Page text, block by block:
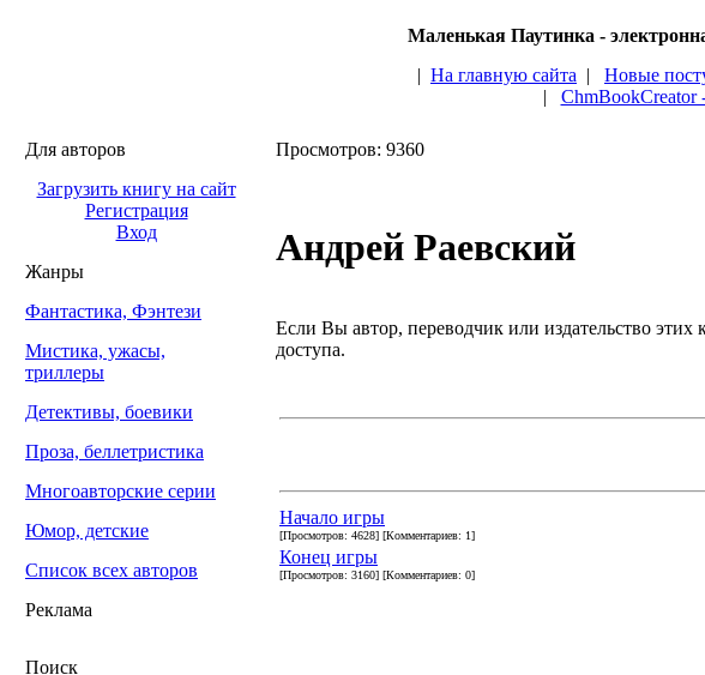
Маленькая Паутинка -
| На главную сайта | Новые
| ChmBookCreator
Для авторов
Загрузить книгу на сайт
Регистрация
Вход
Жанры
Фантастика, Фэнтези
Мистика, ужасы,
триллеры
Детективы, боевики
Проза, беллетристика
Многоавторские серии
Юмор, детские
Список всех авторов
Реклама
Поиск
Просмотров: 9360
Андрей Раевский
Если Вы автор, переводчик или издательство
доступа.
Начало игры
[Просмотров: 4628] [Комментариев: 1]
Конец игры
[Просмотров: 3160] [Комментариев: 0]